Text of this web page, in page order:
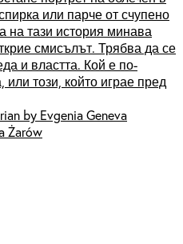
или парче от счупено
на тази история минава
смисълът. Трябва да се
и властта. Кой е по-
или този, който играе пред
by Evgenia Geneva
Żarów